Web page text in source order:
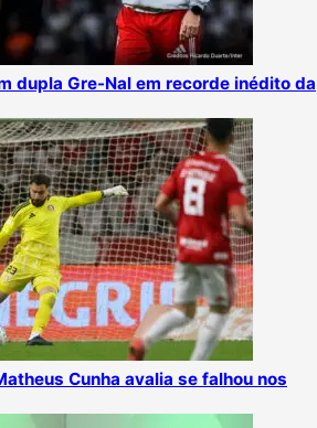
dupla Gre-Nal em recorde inédito da
Cunha avalia se falhou nos